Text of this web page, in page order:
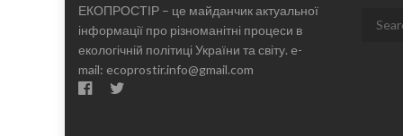
ЕКОПРОСТІР – це майданчик актуальної
інформації про різноманітні процеси в
екологічній політиці України та світу. e-
mail: ecoprostir.info@gmail.com